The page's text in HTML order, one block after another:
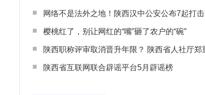
网络不是法外之地！陕西汉中公安公布7起打击整治网谣网暴典型
樱桃红了，别让网红的“嘴”砸了农户的“碗”
陕西职称评审取消晋升年限？ 陕西省人社厅郑重声明 谨防职称评审不实言
陕西省互联网联合辟谣平台5月辟谣榜